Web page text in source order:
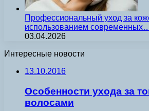
Профессиональный уход за
использованием
03.04.2026
Интересные новости
13.10.2016
Особенности ухода за
волосами